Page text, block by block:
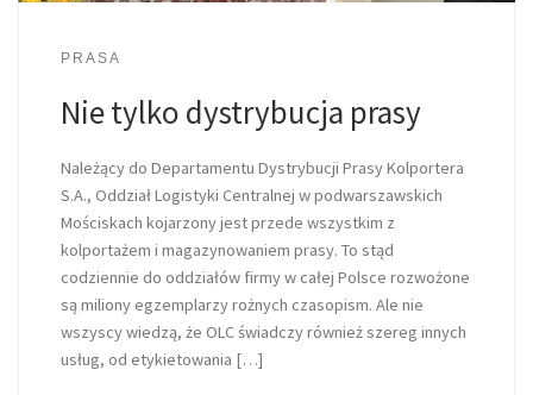
PRASA
Nie tylko dystrybucja prasy
Należący do Departamentu Dystrybucji Prasy Kolportera
S.A., Oddział Logistyki Centralnej w podwarszawskich
Mościskach kojarzony jest przede wszystkim z
kolportażem i magazynowaniem prasy. To stąd
codziennie do oddziałów firmy w całej Polsce rozwożone
są miliony egzemplarzy rożnych czasopism. Ale nie
wszyscy wiedzą, że OLC świadczy również szereg innych
usług, od etykietowania […]